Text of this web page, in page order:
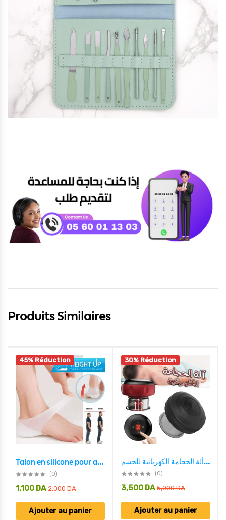
Produits Similaires
45% Réduction
Talon en silicone pour augmenter la hauteur – Unisexe
(0)
2,000DA
1,100 DA
Ajouter au panier
30% Réduction
ألة الحجامة الكهربائية للجسم – Ventouse Hijama électrique
(0)
5,000DA
3,500 DA
Ajouter au panier